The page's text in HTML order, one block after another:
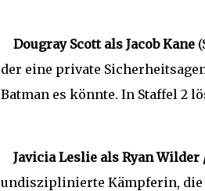
Dougray Scott als Jacob Kane
der eine private
Batman es könnte. In Staffel 2
Javicia Leslie als Ryan Wilder
undisziplinierte Kämpferin, die